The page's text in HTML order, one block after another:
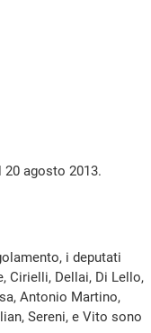
agosto 2013.
i deputati
Cirielli, Dellai, Di Lello,
Antonio Martino,
Sereni, e Vito sono